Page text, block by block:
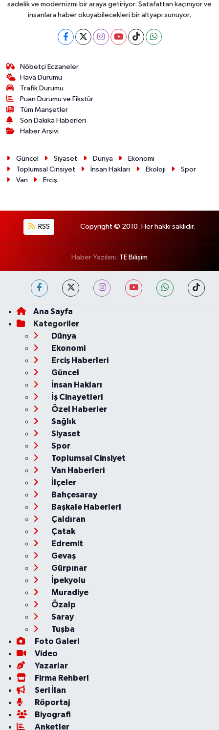
sadelik ve modernizmi bir araya getiriyor. Şatafattan kaçınıyor ve
insanlara haber okuyabilecekleri bir altyapı sunuyor.
Nöbetçi Eczaneler
Hava Durumu
Trafik Durumu
Puan Durumu ve Fikstür
Tüm Manşetler
Son Dakika Haberleri
Haber Arşivi
Güncel Siyaset Dünya
Ekonomi
Toplumsal Cinsiyet
İnsan Hakları Ekoloji
Spor
Van
Erciş
RSS Copyright © 2010. Her hakkı saklıdır.
Haber Yazılımı: TE Bilişim
Ana Sayfa
Kategoriler
Dünya
Ekonomi
Erciş Haberleri
Güncel
İnsan Hakları
İş Cinayetleri
Özel Haberler
Sağlık
Siyaset
Spor
Toplumsal Cinsiyet
Van Haberleri
İlçeler
Bahçesaray
Başkale Haberleri
Çaldıran
Çatak
Edremit
Gevaş
Gürpınar
İpekyolu
Muradiye
Özalp
Saray
Tuşba
Foto Galeri
Video
Yazarlar
Firma Rehberi
Seri İlan
Röportaj
Biyografi
Anketler